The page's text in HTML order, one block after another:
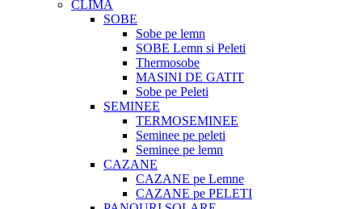
CLIMA
SOBE
Sobe pe lemn
SOBE Lemn si Peleti
Thermosobe
MASINI DE GATIT
Sobe pe Peleti
SEMINEE
TERMOSEMINEE
Seminee pe peleti
Seminee pe lemn
CAZANE
CAZANE pe Lemne
CAZANE pe PELETI